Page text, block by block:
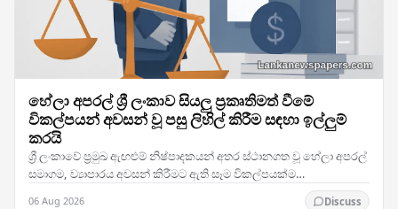
හේලා අපරල් ශ්‍රී ලංකාව සියලු ප්‍රකෘතිමත් වීමේ
විකල්පයන් අවසන් වූ පසු ලිහිල් කිරීම සඳහා ඉල්ලුම්
කරයි
ශ්‍රී ලංකාවේ ප්‍රමුඛ ඇඟළුම් නිෂ්පාදකයන් අතර ස්ථානගත වූ හේලා අපරල්
සමාගම, ව්‍යාපාරය අවසන් කිරීමට ඇති සෑම විකල්පයක්ම
06 Aug 2026 Discuss